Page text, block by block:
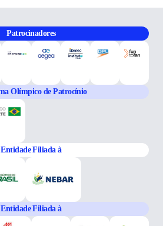
Patrocinadores
Olímpico de Patrocínio
Entidade Filiada à
Entidade Filiada à